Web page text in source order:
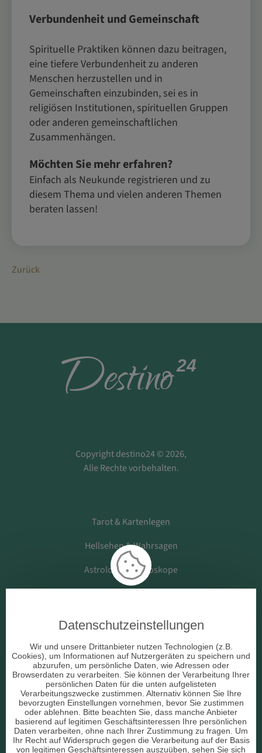
Verbundenheit und Gemeinschaft
Spirituelle Praktiken können dazu beitragen,
eine tiefere Verbundenheit zu anderen
Menschen herzustellen und in
Gemeinschaften einzubinden, sei es in
religiösen Institutionen, spirituellen Gruppen
oder anderen gemeinschaftlichen
Zusammenhängen.
Möchten Sie mehr erfahren?
Einfach als Neukunde registrieren und zu
diesem Thema und vielen anderen Themen
beraten lassen!
Zurück
Destino24
Copyright destino24 © 2026,
Alle Rechte vorbehalten.
Tarot & Kartenlegen
Hellsehen & Wahrsagen
Astrologie & Horoskope
Beruf & Arbeitsleben
Liebe & Partnerschaft
sonstige Bereiche
AGB
Datenschutzeinstellungen
Wir und unsere Drittanbieter nutzen Technologien (z.B.
Cookies), um Informationen auf Nutzergeräten zu speichern und
abzurufen, um persönliche Daten, wie Adressen oder
Browserdaten zu verarbeiten. Sie können der Verarbeitung Ihrer
persönlichen Daten für die unten aufgelisteten
Verarbeitungszwecke zustimmen. Alternativ können Sie Ihre
bevorzugten Einstellungen vornehmen, bevor Sie zustimmen
oder ablehnen. Bitte beachten Sie, dass manche Anbieter
basierend auf legitimen Geschäftsinteressen Ihre persönlichen
Daten verarbeiten, ohne nach Ihrer Zustimmung zu fragen. Um
Ihr Recht auf Widerspruch gegen die Verarbeitung auf der Basis
von legitimen Geschäftsinteressen auszuüben, sehen Sie sich